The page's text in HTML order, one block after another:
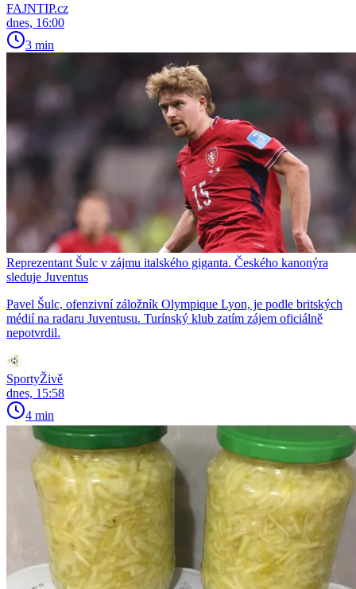
FAJNTIP.cz
dnes, 16:00
3 min
Reprezentant Šulc v zájmu italského giganta. Českého kanonýra
sleduje Juventus
Pavel Šulc, ofenzivní záložník Olympique Lyon, je podle britských
médií na radaru Juventusu. Turínský klub zatím zájem oficiálně
nepotvrdil.
SportyŽivě
dnes, 15:58
4 min